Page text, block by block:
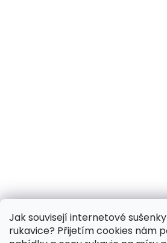
Jak souvisejí internetové
rukavice? Přijetím cookies nám